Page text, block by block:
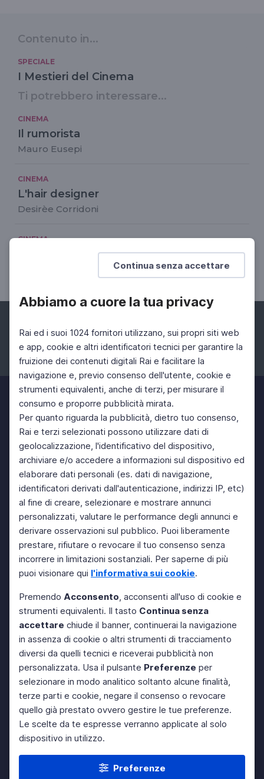
Continua senza accettare
Abbiamo a cuore la tua privacy
Rai ed i suoi 1024 fornitori utilizzano, sui propri siti web
e app, cookie e altri identificatori tecnici per garantire la
fruizione dei contenuti digitali Rai e facilitare la
navigazione e, previo consenso dell'utente, cookie e
strumenti equivalenti, anche di terzi, per misurare il
consumo e proporre pubblicità mirata.
Per quanto riguarda la pubblicità, dietro tuo consenso,
Rai e terzi selezionati possono utilizzare dati di
geolocalizzazione, l'identificativo del dispositivo,
archiviare e/o accedere a informazioni sul dispositivo ed
elaborare dati personali (es. dati di navigazione,
identificatori derivati dall'autenticazione, indirizzi IP, etc)
al fine di creare, selezionare e mostrare annunci
personalizzati, valutare le performance degli annunci e
derivare osservazioni sul pubblico. Puoi liberamente
prestare, rifiutare o revocare il tuo consenso senza
incorrere in limitazioni sostanziali. Per saperne di più
puoi visionare qui l'informativa sui cookie.
Premendo Acconsento, acconsenti all'uso di cookie e
strumenti equivalenti. Il tasto Continua senza
accettare chiude il banner, continuerai la navigazione
in assenza di cookie o altri strumenti di tracciamento
diversi da quelli tecnici e riceverai pubblicità non
personalizzata. Usa il pulsante Preferenze per
selezionare in modo analitico soltanto alcune finalità,
terze parti e cookie, negare il consenso o revocare
quello già prestato ovvero gestire le tue preferenze.
Le scelte da te espresse verranno applicate al solo
dispositivo in utilizzo.
Preferenze
Contenuto in...
SPECIALE
I Mestieri del Cinema
Ti potrebbero interessare...
CINEMA
Il rumorista
Mauro Eusepi
CINEMA
L'hair designer
Desirèe Corridoni
CINEMA
Il direttore della fotografia
Facebook Instagram Twitter